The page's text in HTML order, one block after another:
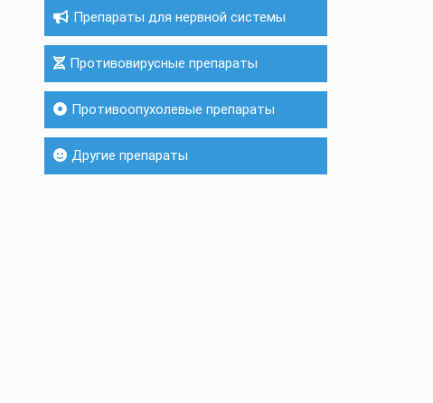
Препараты для нервной системы
Противовирусные препараты
Противоопухолевые препараты
Другие препараты